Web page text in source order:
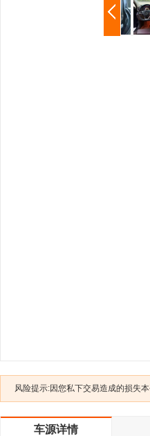
风险提示:因您私下交易造成的损失
车源详情